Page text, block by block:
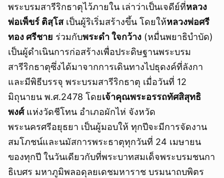
พระบรมสารีริกธาตุไว้ภายใน เล่าว่าเป็นเจดีย์ที่หลวง
พ่อเพ็ขร์ ติสฺโสเป็นผู้ริเริ่มสร้างขึ้น โดยให้หลวงพ่อศรี
ทอง ศรีชาย ร่วมกับพระดำ ใจกว้าง (หมื่นพยาธิบำบัด)
เป็นผู้ดำเนินการก่อสร้างเพื่อประดิษฐานพระบรม
สารีริกธาตุซึ่งได้มาจากการเดินทางไปธุดงค์ที่ลังกา
และมีพิธีบรรจุ พระบรมสารีริกธาตุ เมื่อวันที่ 12
มิถุนายน พ.ศ.2478 โดยเจ้าคุณพระอรรถทัศสิสุทธิ
พงศ์แห่งวัดชีโทน อำเภอผักไห่ จังหวัด
พระนครศรีอยุธยา เป็นผู้มอบให้ ทุกปีจะมีการจัดงาน
สมโภชน์และนมัสการพระธาตุทุกวันที่ 24 เมษายน
ของทุกปี ในวันเดียวกับที่พระบาทสมเด็จพระบรมชนกา
ธิเบศร มหาภูมิพลอดุลยเดชมหาราช บรมนาถบพิตร